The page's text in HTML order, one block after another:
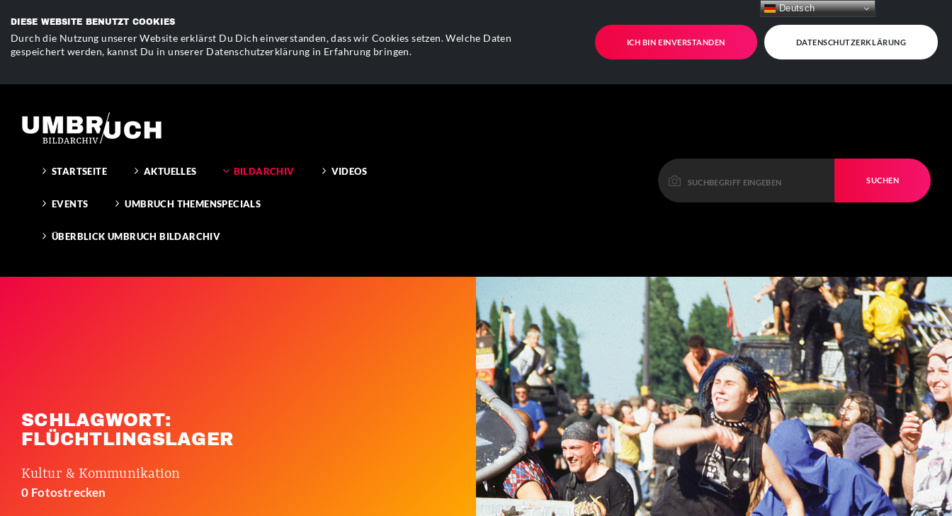
DIESE WEBSITE BENUTZT COOKIES
Durch die Nutzung unserer Website erklärst Du Dich einverstanden, dass wir Cookies setzen. Welche Daten
gespeichert werden, kannst Du in unserer Datenschutzerklärung in Erfahrung bringen.
ICH BIN EINVERSTANDEN DATENSCHUTZERKLÄRUNG
STARTSEITE AKTUELLES BILDARCHIV VIDEOS
EVENTS UMBRUCH THEMENSPECIALS
ÜBERBLICK UMBRUCH BILDARCHIV
SUCHEN
SCHLAGWORT:
FLÜCHTLINGSLAGER
Kultur & Kommunikation
0 Fotostrecken
Deutsch